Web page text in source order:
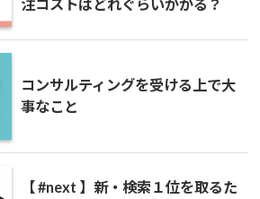
注コストはどれぐらいかかる？
コンサルティングを受ける上で大
事なこと
【 #next 】新・検索１位を取るた